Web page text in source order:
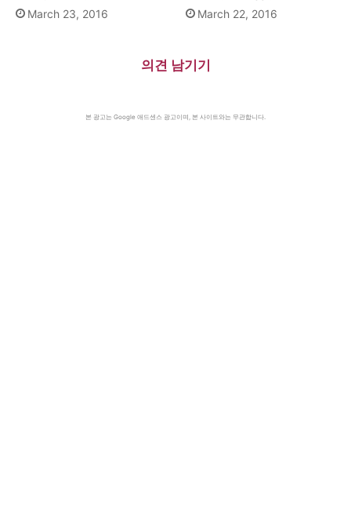
March 23, 2016 March 22, 2016
의견 남기기
본 광고는 Google 애드센스 광고이며, 본 사이트와는 무관합니다.